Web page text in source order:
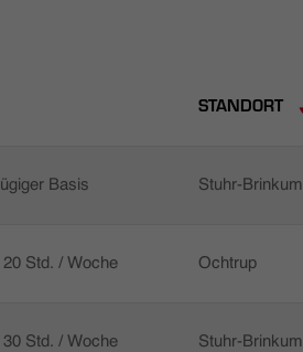
STANDORT
Basis Stuhr-Brinkum
Std. / Woche Ochtrup
Std. / Woche Stuhr-Brinkum